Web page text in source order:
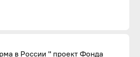
в России " проект Фонда